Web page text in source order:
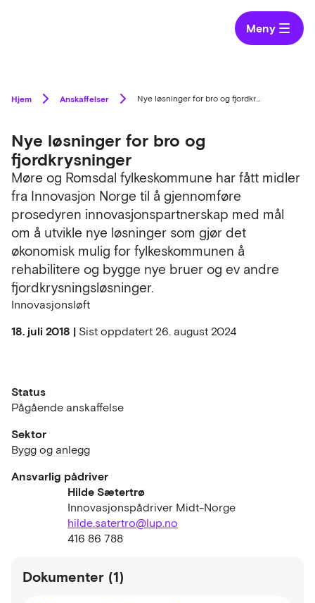
Meny
Hjem Anskaffelser Nye løsninger for bro og fjordkrysninger
Nye løsninger for bro og
fjordkrysninger
Møre og Romsdal fylkeskommune har fått midler
fra Innovasjon Norge til å gjennomføre
prosedyren innovasjonspartnerskap med mål
om å utvikle nye løsninger som gjør det
økonomisk mulig for fylkeskommunen å
rehabilitere og bygge nye bruer og ev andre
fjordkrysningsløsninger.
Innovasjonsløft
18. juli 2018 | Sist oppdatert 26. august 2024
Status
Pågående anskaffelse
Sektor
Bygg og anlegg
Ansvarlig pådriver
Hilde Sætertrø
Innovasjonspådriver Midt-Norge
hilde.satertro@lup.no
416 86 788
Dokumenter (1)